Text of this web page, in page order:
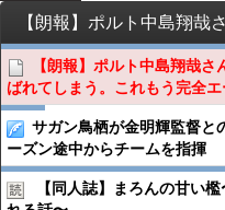
【朗報】ポルト中島翔哉
ばれてしまう。これもう完全エ
サガン鳥栖が金明輝監督
ーズン途中からチームを指揮
【同人誌】まろんの甘い